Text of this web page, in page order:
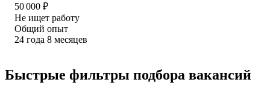
50 000 ₽
Не ищет работу
Общий опыт
24 года 8 месяцев
Быстрые фильтры подбора вакансий